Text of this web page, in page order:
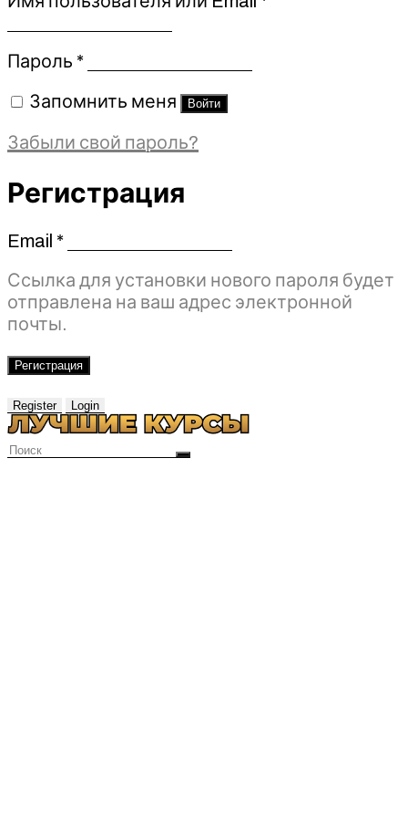
Пароль *Обязательно
Запомнить меня Войти
Забыли свой пароль?
Регистрация
Email *Обязательно
Ссылка для установки нового пароля будет
отправлена ​​на ваш адрес электронной
почты.
Регистрация
Register Login